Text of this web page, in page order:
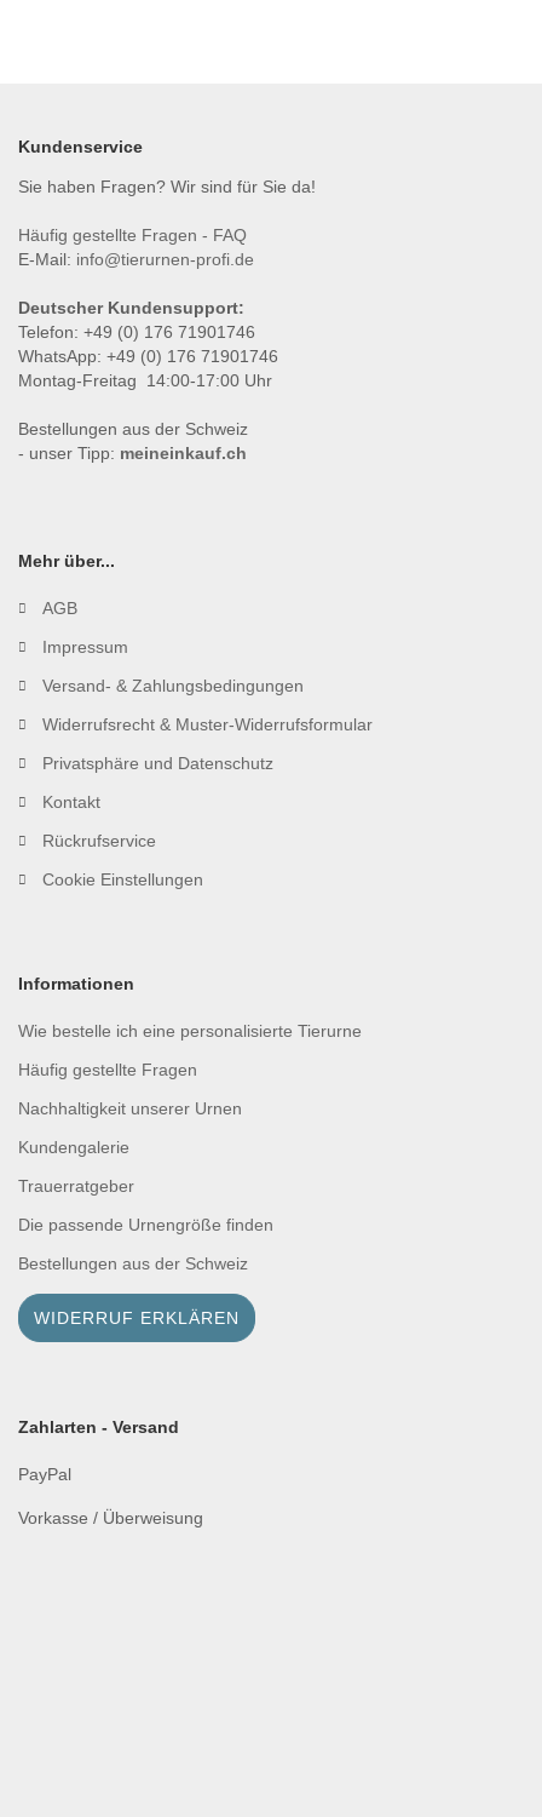
Kundenservice
Sie haben Fragen? Wir sind für Sie da!
Häufig gestellte Fragen - FAQ
E-Mail: info@tierurnen-profi.de
Deutscher Kundensupport:
Telefon: +49 (0) 176 71901746
WhatsApp: +49 (0) 176 71901746
Montag-Freitag 14:00-17:00 Uhr
Bestellungen aus der Schweiz
- unser Tipp: meineinkauf.ch
Mehr über...
AGB
Impressum
Versand- & Zahlungsbedingungen
Widerrufsrecht & Muster-Widerrufsformular
Privatsphäre und Datenschutz
Kontakt
Rückrufservice
Cookie Einstellungen
Informationen
Wie bestelle ich eine personalisierte Tierurne
Häufig gestellte Fragen
Nachhaltigkeit unserer Urnen
Kundengalerie
Trauerratgeber
Die passende Urnengröße finden
Bestellungen aus der Schweiz
WIDERRUF ERKLÄREN
Zahlarten - Versand
PayPal
Vorkasse / Überweisung